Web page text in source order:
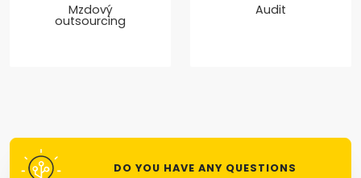
Mzdový
outsourcing
Audit
DO YOU HAVE ANY QUESTIONS